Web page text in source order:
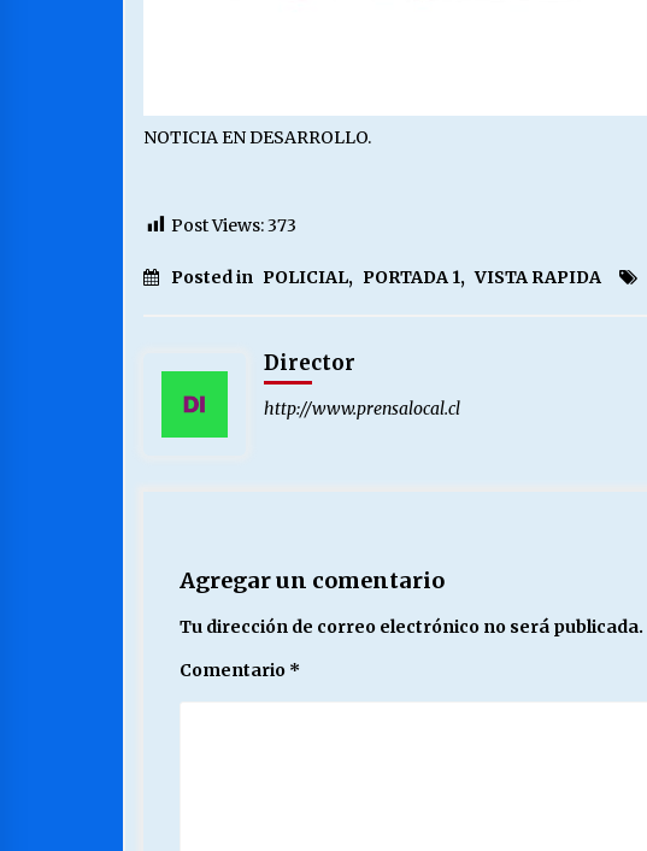
NOTICIA EN DESARROLLO.
Post Views:373
Posted in POLICIAL, PORTADA 1, VISTA RAPIDA
Director
http://www.prensalocal.cl
Agregar un comentario
Tu dirección de correo electrónico no será publicada.
Comentario *